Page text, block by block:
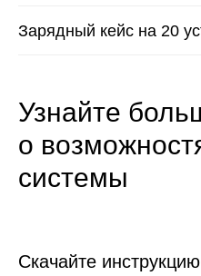
Зарядный кейс на 20
Узнайте
о
системы
Скачайте